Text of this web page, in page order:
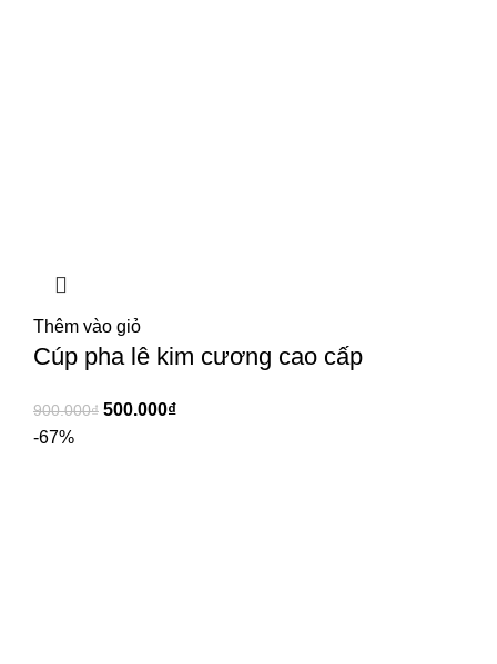
Thêm vào giỏ
Cúp pha lê kim cương cao cấp
900.000₫ 500.000₫
-67%